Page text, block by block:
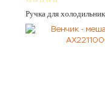
Ручка для